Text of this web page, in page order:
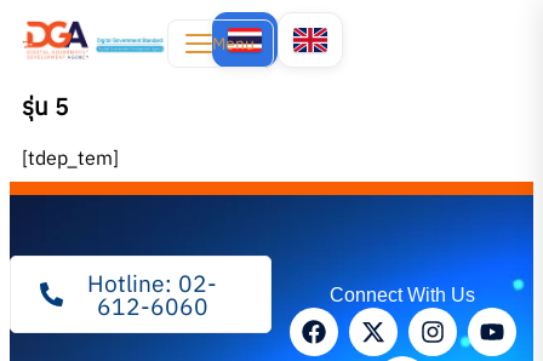
Menu
รุ่น 5
[tdep_tem]
Hotline: 02-
612-6060 Connect With Us